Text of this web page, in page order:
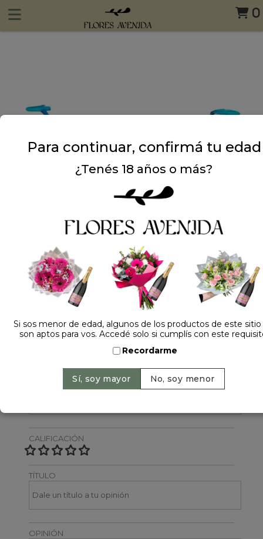
0
Dejá tu opinión
NOMBRE
CALIFICACIÓN
TÍTULO
OPINIÓN
Para continuar, confirmá tu edad
¿Tenés 18 años o más?
Si sos menor de edad, algunos de los productos de este
son aptos para vos. Accedé solo si cumplís con este
Recordarme